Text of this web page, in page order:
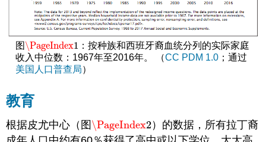
图\PageIndex1
\PageIndex1 ：按种族和西班牙裔血统分列的实际家庭
收入中位数：1967年至2016年。 （CC PDM 1.0；通过
美国人口普查局）
教育
根据皮尤中心（图 \PageIndex2
\PageIndex2）的数据，所有拉丁裔